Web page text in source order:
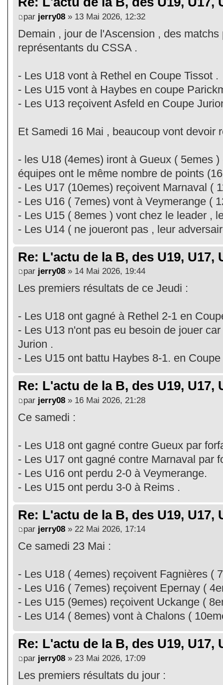
par jerry08 » 13 Mai 2026, 12:32
Demain , jour de l'Ascension , des
représentants du CSSA .
- Les U18 vont à Rethel en Coupe Tissot .
- Les U15 vont à Haybes en coupe
- Les U13 reçoivent Asfeld en Coupe
Et Samedi 16 Mai , beaucoup vont devoir
- les U18 (4emes) iront à Gueux ( 5emes
équipes ont le même nombre de points
- Les U17 (10emes) reçoivent Marnaval (
- Les U16 ( 7emes) vont à Veymerange (
- Les U15 ( 8emes ) vont chez le leader ,
- Les U14 ( ne joueront pas , leur
Re: L'actu de la B, des U19, U17,
par jerry08 » 14 Mai 2026, 19:44
Les premiers résultats de ce Jeudi :
- Les U18 ont gagné à Rethel 2-1 en
- Les U13 n'ont pas eu besoin de jouer
Jurion .
- Les U15 ont battu Haybes 8-1. en
Re: L'actu de la B, des U19, U17,
par jerry08 » 16 Mai 2026, 21:28
Ce samedi :
- Les U18 ont gagné contre Gueux par
- Les U17 ont gagné contre Marnaval par
- Les U16 ont perdu 2-0 à Veymerange.
- Les U15 ont perdu 3-0 à Reims .
Re: L'actu de la B, des U19, U17,
par jerry08 » 22 Mai 2026, 17:14
Ce samedi 23 Mai :
- Les U18 ( 4emes) reçoivent Fagnières (
- Les U16 ( 7emes) reçoivent Epernay (
- Les U15 (9emes) reçoivent Uckange (
- Les U14 ( 8emes) vont à Chalons (
Re: L'actu de la B, des U19, U17,
par jerry08 » 23 Mai 2026, 17:09
Les premiers résultats du jour :